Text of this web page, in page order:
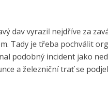
dav vyrazil nejdříve za
Tady je třeba pochválit
podobný incident jako
a železniční trať se